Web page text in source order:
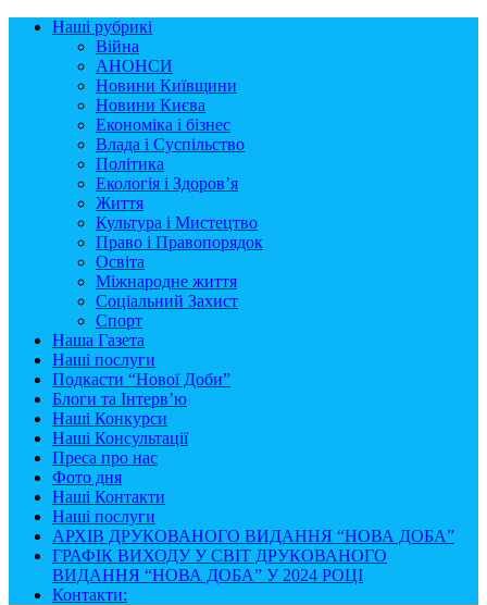
Наші рубрикі
Війна
АНОНСИ
Новини Київщини
Новини Києва
Економіка і бізнес
Влада і Суспільство
Політика
Екологія і Здоров’я
Життя
Культура і Мистецтво
Право і Правопорядок
Освіта
Міжнародне життя
Соціальний Захист
Спорт
Наша Газета
Наші послуги
Подкасти “Нової Доби”
Блоги та Інтерв’ю
Наші Конкурси
Наші Консультації
Преса про нас
Фото дня
Наші Контакти
Наші послуги
АРХІВ ДРУКОВАНОГО ВИДАННЯ “НОВА ДОБА”
ГРАФІК ВИХОДУ У СВІТ ДРУКОВАНОГО
ВИДАННЯ “НОВА ДОБА” У 2024 РОЦІ
Контакти: